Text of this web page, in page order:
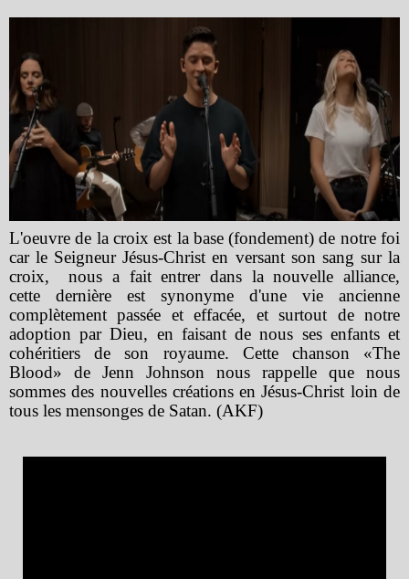
L'oeuvre de la croix est la base (fondement) de notre foi
car le Seigneur Jésus-Christ en versant son sang sur la
croix, nous a fait entrer dans la nouvelle alliance,
cette dernière est synonyme d'une vie ancienne
complètement passée et effacée, et surtout de notre
adoption par Dieu, en faisant de nous ses enfants et
cohéritiers de son royaume. Cette chanson «The
Blood» de Jenn Johnson nous rappelle que nous
sommes des nouvelles créations en Jésus-Christ loin de
tous les mensonges de Satan. (AKF)